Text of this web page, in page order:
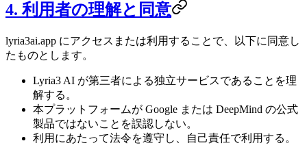
4. 利用者の理解と同意
lyria3ai.app にアクセスまたは利用することで、以下に同意し
たものとします。
Lyria3 AI が第三者による独立サービスであることを理
解する。
本プラットフォームが Google または DeepMind の公式
製品ではないことを誤認しない。
利用にあたって法令を遵守し、自己責任で利用する。